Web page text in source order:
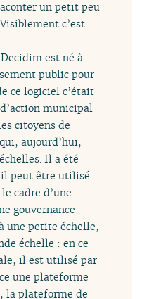
un petit peu
c’est
est né à
public pour
ce logiciel c’était
municipal
citoyens de
aujourd’hui,
Il a été
peut être utilisé
cadre d’une
gouvernance
une petite échelle,
échelle : en ce
il est utilisé par
une plateforme
la plateforme de